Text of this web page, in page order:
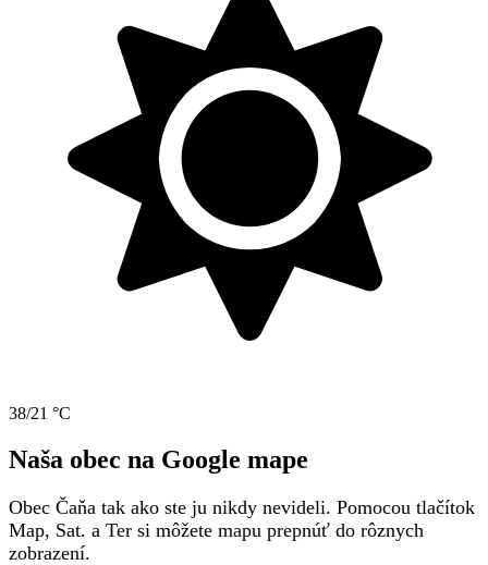
38/21 °C
Naša obec na Google mape
Obec Čaňa tak ako ste ju nikdy nevideli. Pomocou tlačítok
Map, Sat. a Ter si môžete mapu prepnúť do rôznych
zobrazení.